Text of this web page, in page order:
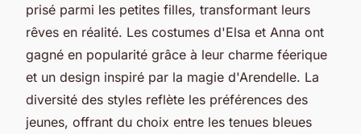
prisé parmi les petites filles, transformant leurs
rêves en réalité. Les costumes d'Elsa et Anna ont
gagné en popularité grâce à leur charme féerique
et un design inspiré par la magie d'Arendelle. La
diversité des styles reflète les préférences des
jeunes, offrant du choix entre les tenues bleues